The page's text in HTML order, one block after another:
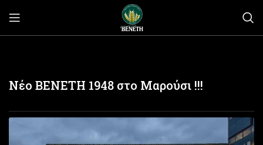
Νέο ΒΕΝΕΤΗ 1948 στο Μαρούσι !!!